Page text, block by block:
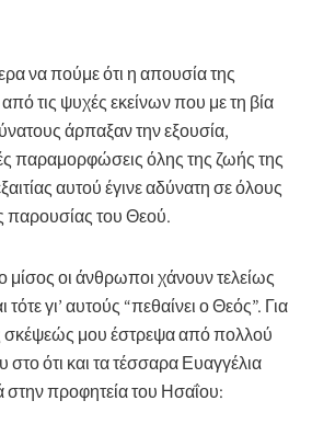
ναπούμε ότι η απουσία της
τις ψυχές εκείνων που με τη βία
άρπαξαν την εξουσία,
παραμορφώσεις όλης της ζωής της
αυτού έγινε αδύνατη σε όλους
παρουσίας του Θεού.
οι άνθρωποι χάνουν τελείως
γι’ αυτούς “πεθαίνει ο Θεός”. Για
σκέψεώς μου έστρεψα από πολλού
ότι και τα τέσσαρα Ευαγγέλια
στην προφητεία του Ησαΐου: